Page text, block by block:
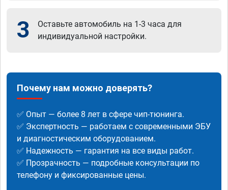
3
Оставьте автомобиль на 1-3 часа для
индивидуальной настройки.
Почему нам можно доверять?
✅ Опыт — более 8 лет в сфере чип-тюнинга.
✅ Экспертность — работаем с современными ЭБУ
и диагностическим оборудованием.
✅ Надежность — гарантия на все виды работ.
✅ Прозрачность — подробные консультации по
телефону и фиксированные цены.